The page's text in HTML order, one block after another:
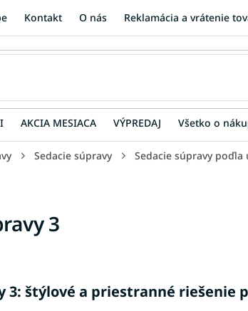
Kontakt O nás Reklamácia a vrátenie
AKCIA MESIACA VÝPREDAJ Všetko o
Sedacie súpravy Sedacie súpravy poďla
3
3: štýlové a priestranné riešenie